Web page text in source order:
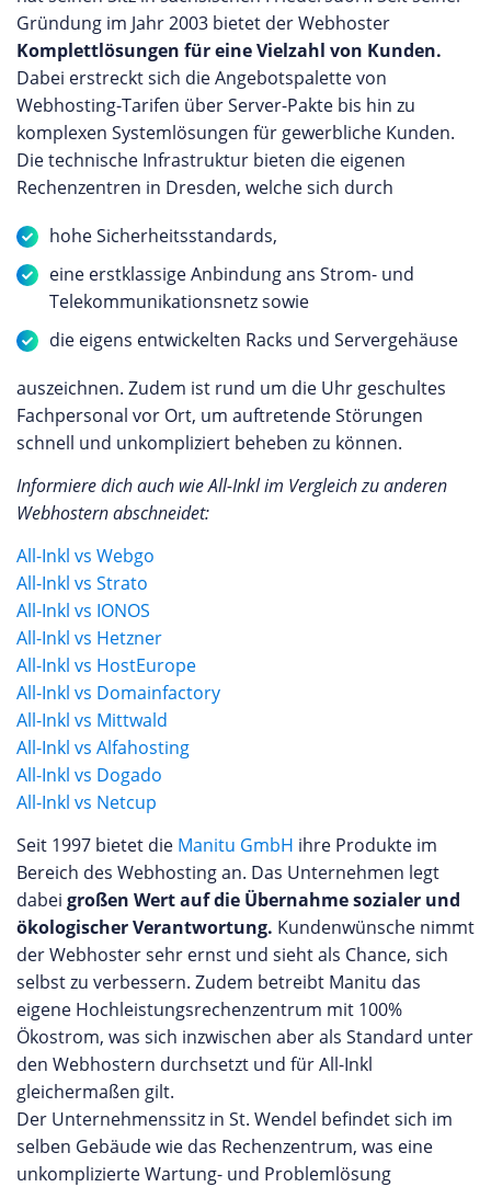
Gründung im Jahr 2003 bietet der Webhoster
Komplettlösungen für eine Vielzahl von Kunden.
Dabei erstreckt sich die Angebotspalette von
Webhosting-Tarifen über Server-Pakte bis hin zu
komplexen Systemlösungen für gewerbliche Kunden.
Die technische Infrastruktur bieten die eigenen
Rechenzentren in Dresden, welche sich durch
hohe Sicherheitsstandards,
eine erstklassige Anbindung ans Strom- und
Telekommunikationsnetz sowie
die eigens entwickelten Racks und Servergehäuse
auszeichnen. Zudem ist rund um die Uhr geschultes
Fachpersonal vor Ort, um auftretende Störungen
schnell und unkompliziert beheben zu können.
Informiere dich auch wie All-Inkl im Vergleich zu anderen
Webhostern abschneidet:
All-Inkl vs Webgo
All-Inkl vs Strato
All-Inkl vs IONOS
All-Inkl vs Hetzner
All-Inkl vs HostEurope
All-Inkl vs Domainfactory
All-Inkl vs Mittwald
All-Inkl vs Alfahosting
All-Inkl vs Dogado
All-Inkl vs Netcup
Seit 1997 bietet die Manitu GmbH ihre Produkte im
Bereich des Webhosting an. Das Unternehmen legt
dabei großen Wert auf die Übernahme sozialer und
ökologischer Verantwortung. Kundenwünsche nimmt
der Webhoster sehr ernst und sieht als Chance, sich
selbst zu verbessern. Zudem betreibt Manitu das
eigene Hochleistungsrechenzentrum mit 100%
Ökostrom, was sich inzwischen aber als Standard unter
den Webhostern durchsetzt und für All-Inkl
gleichermaßen gilt.
Der Unternehmenssitz in St. Wendel befindet sich im
selben Gebäude wie das Rechenzentrum, was eine
unkomplizierte Wartung- und Problemlösung